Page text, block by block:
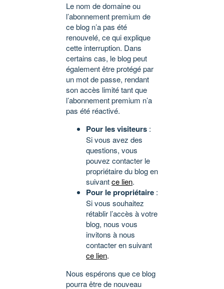
Le nom de domaine ou
l’abonnement premium de
ce blog n’a pas été
renouvelé, ce qui explique
cette interruption. Dans
certains cas, le blog peut
également être protégé par
un mot de passe, rendant
son accès limité tant que
l’abonnement premium n’a
pas été réactivé.
Pour les visiteurs :
Si vous avez des
questions, vous
pouvez contacter le
propriétaire du blog en
suivantce lien.
Pour le propriétaire :
Si vous souhaitez
rétablir l’accès à votre
blog, nous vous
invitons à nous
contacter en suivant
ce lien.
Nous espérons que ce blog
pourra être de nouveau